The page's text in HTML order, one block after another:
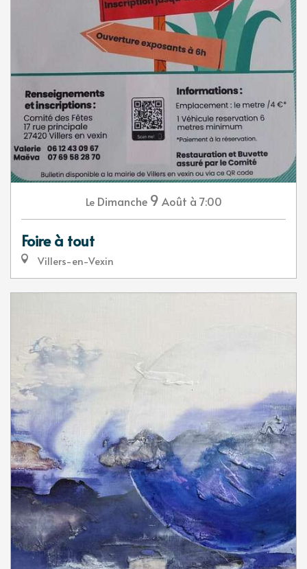
Le Dimanche 9 Août à 7:00
Foire à tout
Villers-en-Vexin